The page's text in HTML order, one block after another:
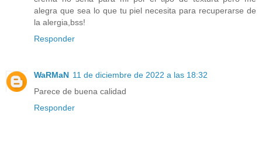
alegra que sea lo que tu piel necesita para recuperarse de
la alergia,bss!
Responder
WaRMaN 11 de diciembre de 2022 a las 18:32
Parece de buena calidad
Responder